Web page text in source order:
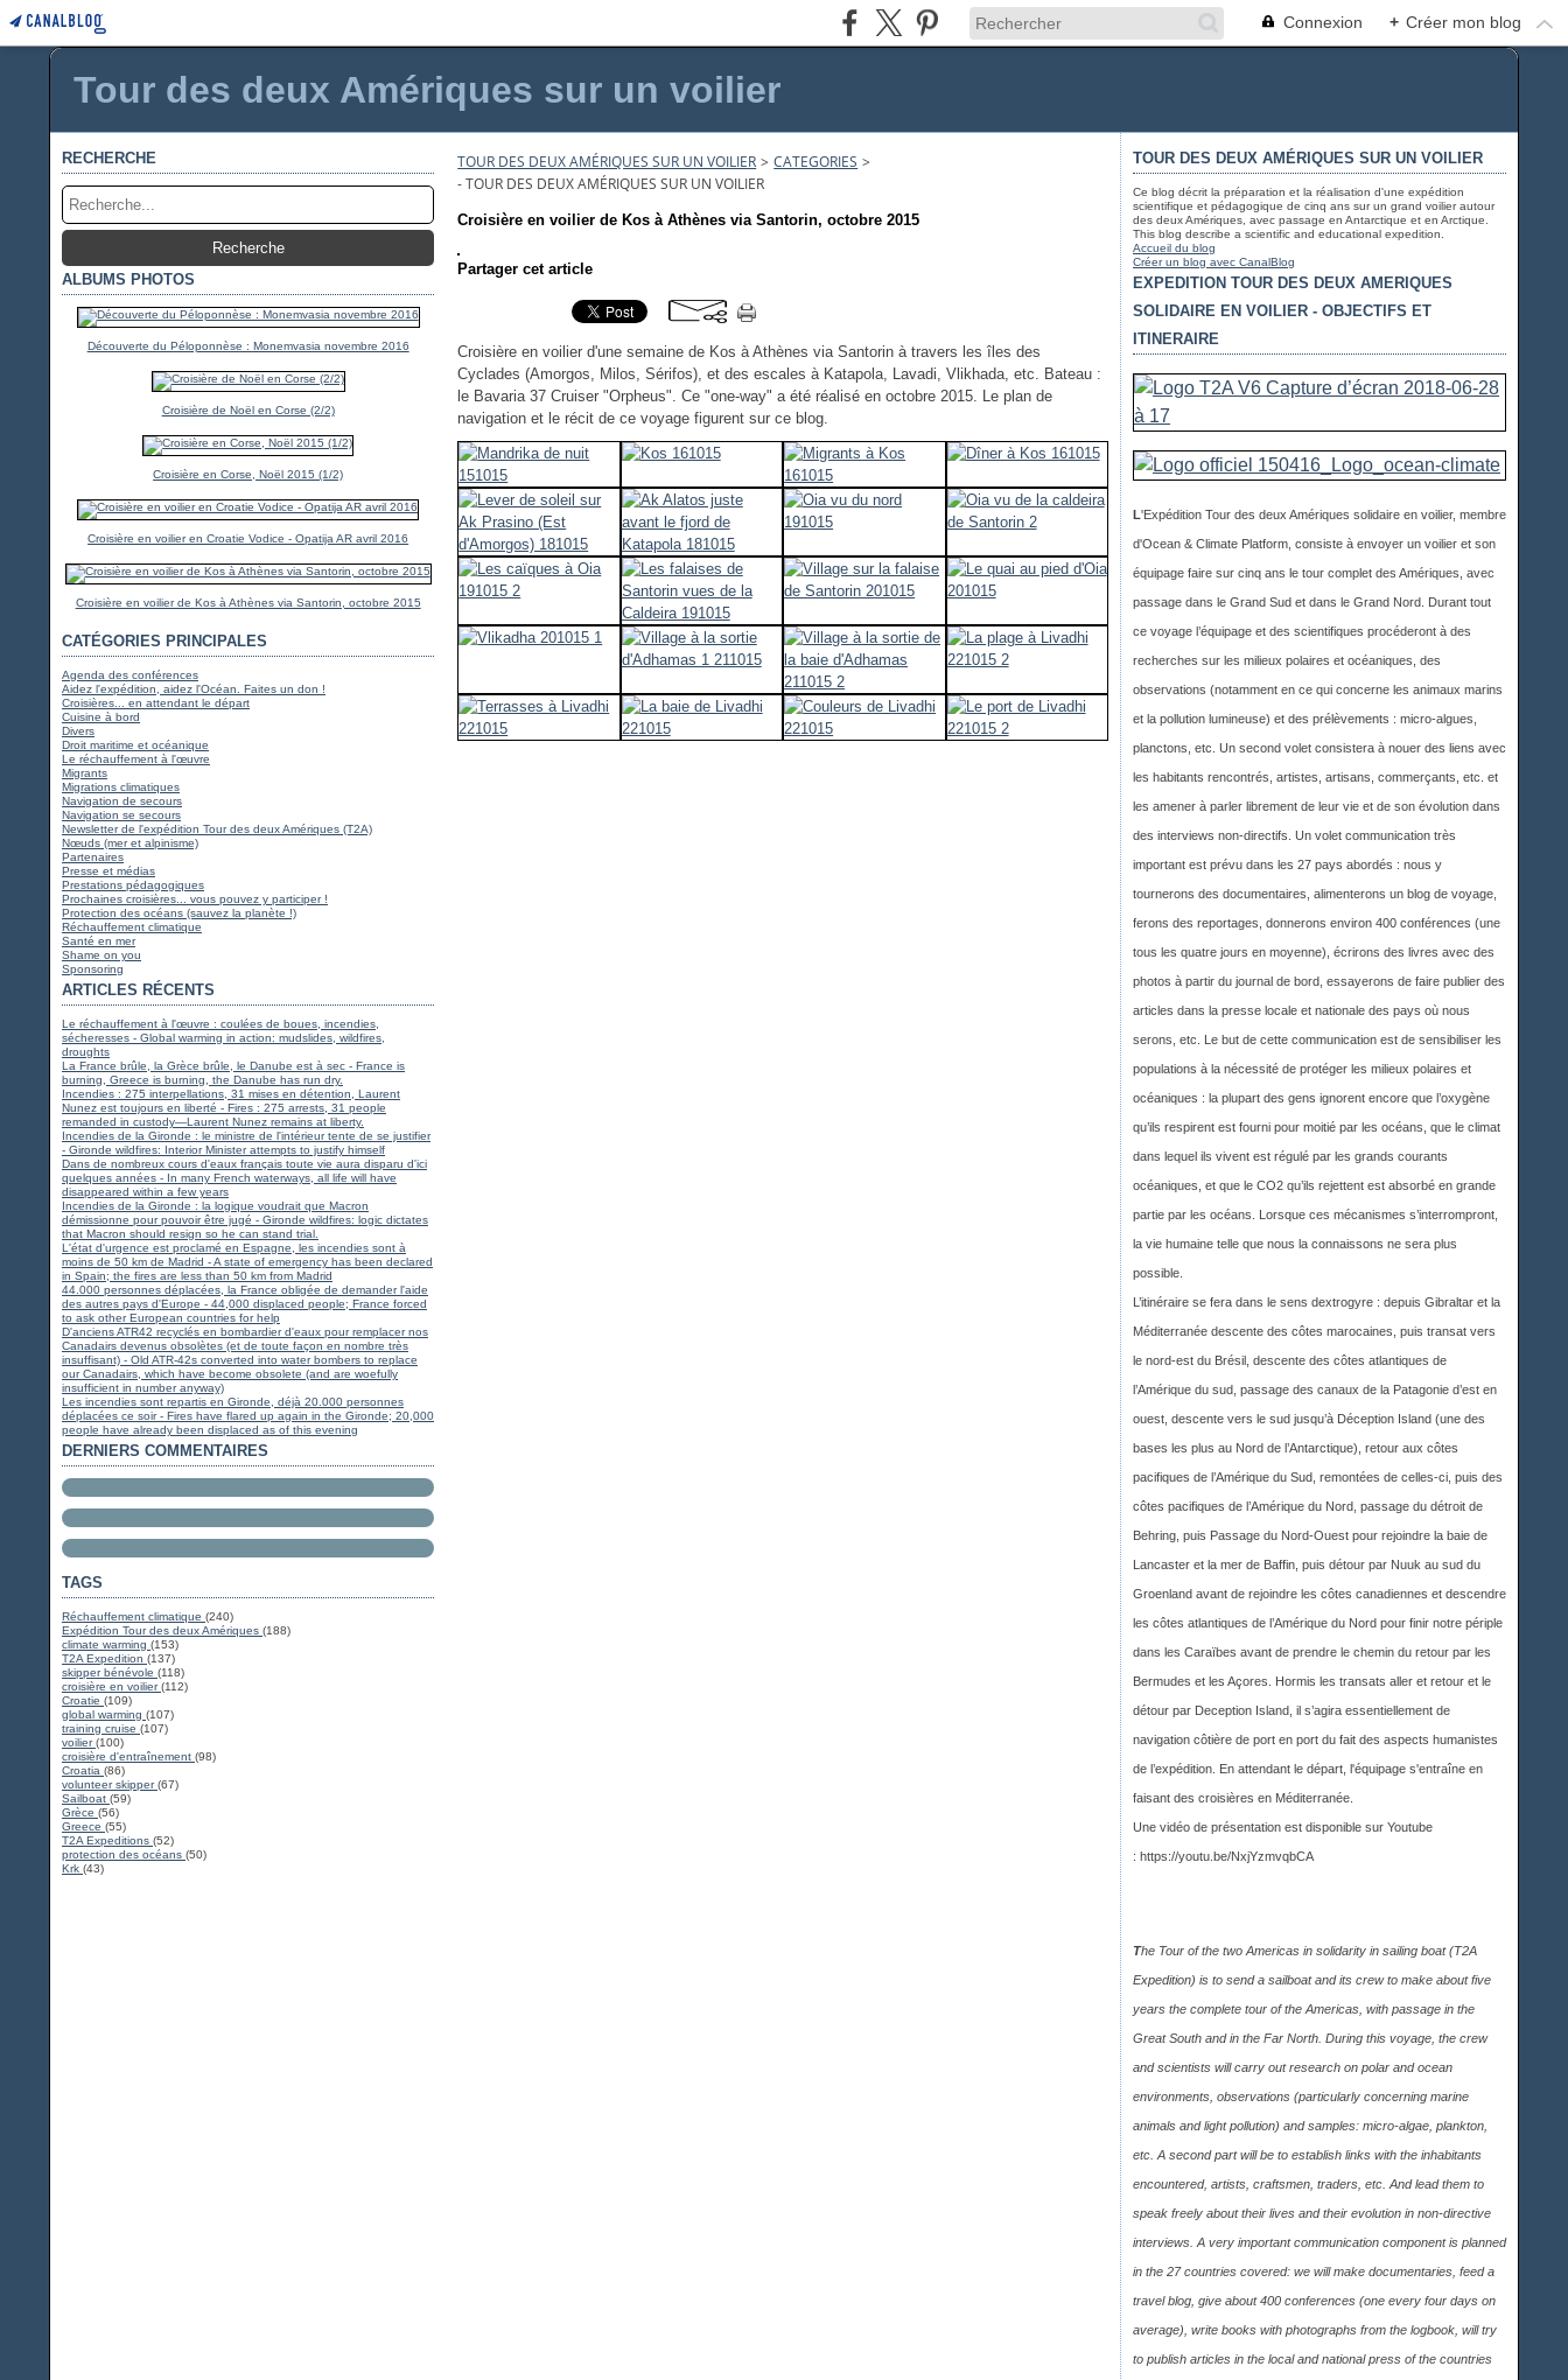
Connexion + Créer mon blog
Tour des deux Amériques sur un voilier
RECHERCHE
ALBUMS PHOTOS
Découverte du Péloponnèse : Monemvasia novembre 2016
Croisière de Noël en Corse (2/2)
Croisière en Corse, Noël 2015 (1/2)
Croisière en voilier en Croatie Vodice - Opatija AR avril 2016
Croisière en voilier de Kos à Athènes via Santorin, octobre 2015
CATÉGORIES PRINCIPALES
Agenda des conférences
Aidez l'expédition, aidez l'Océan. Faites un don !
Croisières... en attendant le départ
Cuisine à bord
Divers
Droit maritime et océanique
Le réchauffement à l'œuvre
Migrants
Migrations climatiques
Navigation de secours
Navigation se secours
Newsletter de l'expédition Tour des deux Amériques (T2A)
Nœuds (mer et alpinisme)
Partenaires
Presse et médias
Prestations pédagogiques
Prochaines croisières... vous pouvez y participer !
Protection des océans (sauvez la planète !)
Réchauffement climatique
Santé en mer
Shame on you
Sponsoring
ARTICLES RÉCENTS
Le réchauffement à l'œuvre : coulées de boues, incendies,
sécheresses - Global warming in action: mudslides, wildfires,
droughts
La France brûle, la Grèce brûle, le Danube est à sec - France is
burning, Greece is burning, the Danube has run dry.
Incendies : 275 interpellations, 31 mises en détention, Laurent
Nunez est toujours en liberté - Fires : 275 arrests, 31 people
remanded in custody—Laurent Nunez remains at liberty.
Incendies de la Gironde : le ministre de l'intérieur tente de se justifier
- Gironde wildfires: Interior Minister attempts to justify himself
Dans de nombreux cours d'eaux français toute vie aura disparu d'ici
quelques années - In many French waterways, all life will have
disappeared within a few years
Incendies de la Gironde : la logique voudrait que Macron
démissionne pour pouvoir être jugé - Gironde wildfires: logic dictates
that Macron should resign so he can stand trial.
L'état d'urgence est proclamé en Espagne, les incendies sont à
moins de 50 km de Madrid - A state of emergency has been declared
in Spain; the fires are less than 50 km from Madrid
44.000 personnes déplacées, la France obligée de demander l'aide
des autres pays d'Europe - 44,000 displaced people; France forced
to ask other European countries for help
D'anciens ATR42 recyclés en bombardier d'eaux pour remplacer nos
Canadairs devenus obsolètes (et de toute façon en nombre très
insuffisant) - Old ATR-42s converted into water bombers to replace
our Canadairs, which have become obsolete (and are woefully
insufficient in number anyway)
Les incendies sont repartis en Gironde, déjà 20.000 personnes
déplacées ce soir - Fires have flared up again in the Gironde; 20,000
people have already been displaced as of this evening
DERNIERS COMMENTAIRES
TAGS
Réchauffement climatique (240)
Expédition Tour des deux Amériques (188)
climate warming (153)
T2A Expedition (137)
skipper bénévole (118)
croisière en voilier(112)
Croatie (109)
global warming (107)
training cruise (107)
voilier(100)
croisière d'entraînement (98)
Croatia (86)
volunteer skipper(67)
Sailboat (59)
Grèce (56)
Greece (55)
T2A Expeditions (52)
protection des océans (50)
Krk (43)
TOUR DES DEUX AMÉRIQUES SUR UN VOILIER > CATEGORIES >
- TOUR DES DEUX AMÉRIQUES SUR UN VOILIER
Croisière en voilier de Kos à Athènes via Santorin, octobre 2015
Partager cet article
Croisière en voilier d'une semaine de Kos à Athènes via Santorin à travers les îles des
Cyclades (Amorgos, Milos, Sérifos), et des escales à Katapola, Lavadi, Vlikhada, etc. Bateau :
le Bavaria 37 Cruiser "Orpheus". Ce "one-way" a été réalisé en octobre 2015. Le plan de
navigation et le récit de ce voyage figurent sur ce blog.
TOUR DES DEUX AMÉRIQUES SUR UN VOILIER
Ce blog décrit la préparation et la réalisation d'une expédition
scientifique et pédagogique de cinq ans sur un grand voilier autour
des deux Amériques, avec passage en Antarctique et en Arctique.
This blog describe a scientific and educational expedition.
Accueil du blog
Créer un blog avec CanalBlog
EXPEDITION TOUR DES DEUX AMERIQUES
SOLIDAIRE EN VOILIER - OBJECTIFS ET
ITINERAIRE
L'Expédition Tour des deux Amériques solidaire en voilier, membre
d'Ocean & Climate Platform, consiste à envoyer un voilier et son
équipage faire sur cinq ans le tour complet des Amériques, avec
passage dans le Grand Sud et dans le Grand Nord. Durant tout
ce voyage l’équipage et des scientifiques procéderont à des
recherches sur les milieux polaires et océaniques, des
observations (notamment en ce qui concerne les animaux marins
et la pollution lumineuse) et des prélèvements : micro-algues,
planctons, etc. Un second volet consistera à nouer des liens avec
les habitants rencontrés, artistes, artisans, commerçants, etc. et
les amener à parler librement de leur vie et de son évolution dans
des interviews non-directifs. Un volet communication très
important est prévu dans les 27 pays abordés : nous y
tournerons des documentaires, alimenterons un blog de voyage,
ferons des reportages, donnerons environ 400 conférences (une
tous les quatre jours en moyenne), écrirons des livres avec des
photos à partir du journal de bord, essayerons de faire publier des
articles dans la presse locale et nationale des pays où nous
serons, etc. Le but de cette communication est de sensibiliser les
populations à la nécessité de protéger les milieux polaires et
océaniques : la plupart des gens ignorent encore que l’oxygène
qu’ils respirent est fourni pour moitié par les océans, que le climat
dans lequel ils vivent est régulé par les grands courants
océaniques, et que le CO2 qu’ils rejettent est absorbé en grande
partie par les océans. Lorsque ces mécanismes s’interrompront,
la vie humaine telle que nous la connaissons ne sera plus
possible.
L’itinéraire se fera dans le sens dextrogyre : depuis Gibraltar et la
Méditerranée descente des côtes marocaines, puis transat vers
le nord-est du Brésil, descente des côtes atlantiques de
l’Amérique du sud, passage des canaux de la Patagonie d’est en
ouest, descente vers le sud jusqu’à Déception Island (une des
bases les plus au Nord de l’Antarctique), retour aux côtes
pacifiques de l’Amérique du Sud, remontées de celles-ci, puis des
côtes pacifiques de l’Amérique du Nord, passage du détroit de
Behring, puis Passage du Nord-Ouest pour rejoindre la baie de
Lancaster et la mer de Baffin, puis détour par Nuuk au sud du
Groenland avant de rejoindre les côtes canadiennes et descendre
les côtes atlantiques de l’Amérique du Nord pour finir notre périple
dans les Caraïbes avant de prendre le chemin du retour par les
Bermudes et les Açores. Hormis les transats aller et retour et le
détour par Deception Island, il s’agira essentiellement de
navigation côtière de port en port du fait des aspects humanistes
de l’expédition. En attendant le départ, l'équipage s'entraîne en
faisant des croisières en Méditerranée.
Une vidéo de présentation est disponible sur Youtube
: https://youtu.be/NxjYzmvqbCA
The Tour of the two Americas in solidarity in sailing boat (T2A
Expedition) is to send a sailboat and its crew to make about five
years the complete tour of the Americas, with passage in the
Great South and in the Far North. During this voyage, the crew
and scientists will carry out research on polar and ocean
environments, observations (particularly concerning marine
animals and light pollution) and samples: micro-algae, plankton,
etc. A second part will be to establish links with the inhabitants
encountered, artists, craftsmen, traders, etc. And lead them to
speak freely about their lives and their evolution in non-directive
interviews. A very important communication component is planned
in the 27 countries covered: we will make documentaries, feed a
travel blog, give about 400 conferences (one every four days on
average), write books with photographs from the logbook, will try
to publish articles in the local and national press of the countries